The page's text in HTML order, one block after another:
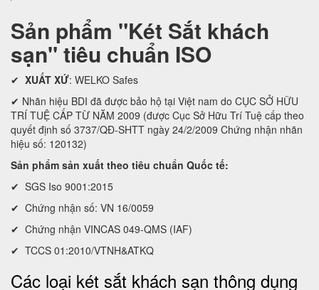
Sản phẩm "Két Sắt khách
sạn" tiêu chuẩn ISO
✔ XUẤT XỨ: WELKO Safes
✔ Nhãn hiệu BDI đã được bảo hộ tại Việt nam do CỤC SỞ HỮU
TRÍ TUỆ CẤP TỪ NĂM 2009 (được Cục Sở Hữu Trí Tuệ cấp theo
quyết định số 3737/QĐ-SHTT ngày 24/2/2009 Chứng nhận nhãn
hiệu số: 120132)
Sản phẩm sản xuất theo tiêu chuẩn Quốc tế:
✔ SGS Iso 9001:2015
✔ Chứng nhận số: VN 16/0059
✔ Chứng nhận VINCAS 049-QMS (IAF)
✔ TCCS 01:2010/VTNH&ATKQ
Các loại két sắt khách sạn thông dụng